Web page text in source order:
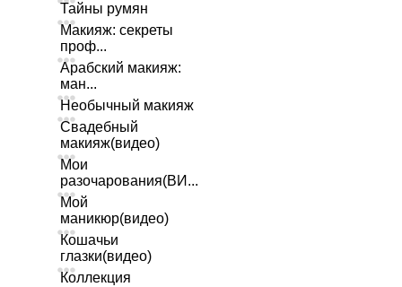
Тайны румян
Макияж: секреты
проф...
Арабский макияж:
ман...
Необычный макияж
Свадебный
макияж(видео)
Мои
разочарования(ВИ...
Мой
маникюр(видео)
Кошачьи
глазки(видео)
Коллекция